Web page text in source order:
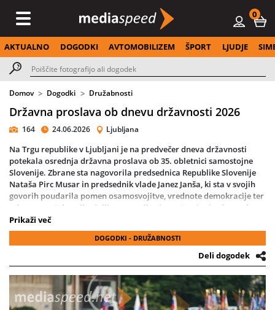
0
AKTUALNO DOGODKI AVTOMOBILIZEM ŠPORT LJUDJE
Domov Dogodki Družabnosti
Državna proslava ob dnevu državnosti 2026
164 24.06.2026 Ljubljana
Na Trgu republike v Ljubljani je na predvečer dneva državnosti
potekala osrednja državna proslava ob 35. obletnici samostojne
Slovenije. Zbrane sta nagovorila predsednica Republike Slovenije
Nataša Pirc Musar in predsednik vlade Janez Janša, ki sta v svojih
govorih poudarila pomen osamosvojitve, vrednote demokracije ter
odgovornost do prihodnjih generacij pri soustvarjanju slovenske
družbe.
Prireditveni prostor pred parlamentarnim poslopjem je bil
zasnovan kot sodoben večambientalni oder, ki je obiskovalcem
omogočil celovito doživetje zgodbe o osamosvojitvi Slovenije.
Scenarij proslave je pripravil Igor Pirkovič, režijo pa podpisuje
Roman Končar.
V umetniškem delu programa so nastopili Simfonični orkester,
Prikaži več
DOGODKI - DRUŽABNOSTI
Deli dogodek